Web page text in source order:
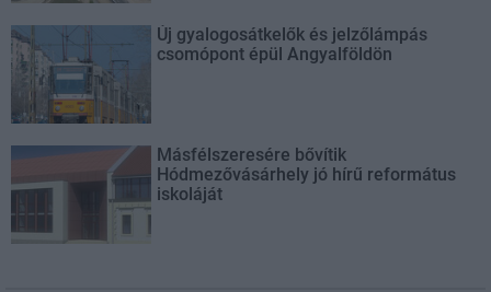
Új gyalogosátkelők és jelzőlámpás
csomópont épül Angyalföldön
Másfélszeresére bővítik
Hódmezővásárhely jó hírű református
iskoláját